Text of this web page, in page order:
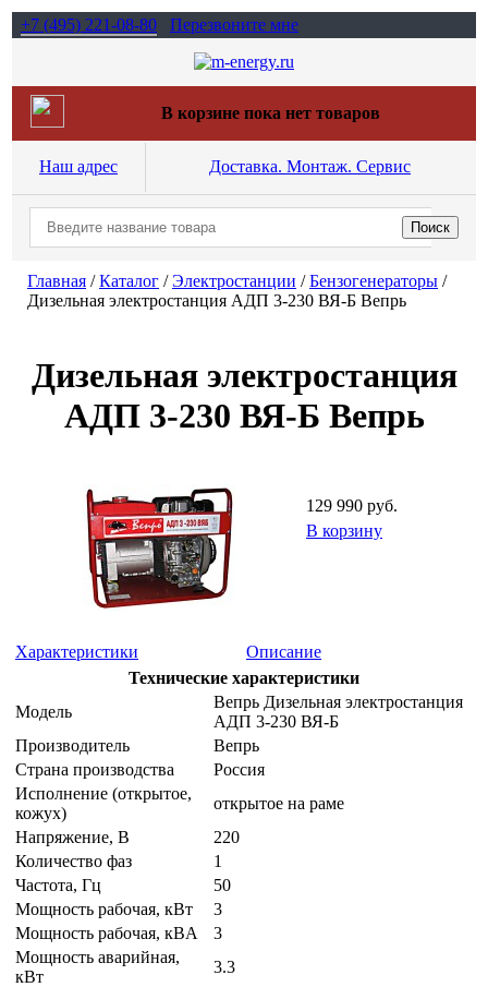
+7 (495) 221-08-80 Перезвоните мне
В корзине пока нет товаров
Наш адрес Доставка. Монтаж. Сервис
Главная /Каталог /Электростанции /Бензогенераторы /
Дизельная электростанция АДП 3-230 ВЯ-Б Вепрь
Дизельная электростанция
АДП 3-230 ВЯ-Б Вепрь
129 990 руб.
В корзину
Характеристики
Описание
Технические характеристики
Модель
Вепрь Дизельная электростанция
АДП 3-230 ВЯ-Б
Производитель
Вепрь
Страна производства
Россия
Исполнение (открытое,
кожух)
открытое на раме
Напряжение, B
220
Количество фаз
1
Частота, Гц
50
Мощность рабочая, кВт
3
Мощность рабочая, кВA
3
Мощность аварийная,
кВт
3.3